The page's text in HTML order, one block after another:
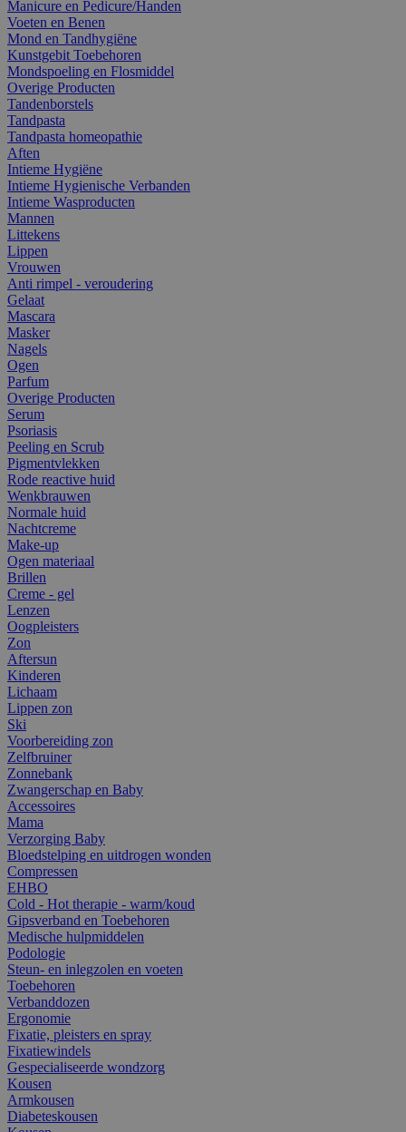
Manicure en Pedicure/Handen
Voeten en Benen
Mond en Tandhygiëne
Kunstgebit Toebehoren
Mondspoeling en Flosmiddel
Overige Producten
Tandenborstels
Tandpasta
Tandpasta homeopathie
Aften
Intieme Hygiëne
Intieme Hygienische Verbanden
Intieme Wasproducten
Mannen
Littekens
Lippen
Vrouwen
Anti rimpel - veroudering
Gelaat
Mascara
Masker
Nagels
Ogen
Parfum
Overige Producten
Serum
Psoriasis
Peeling en Scrub
Pigmentvlekken
Rode reactive huid
Wenkbrauwen
Normale huid
Nachtcreme
Make-up
Ogen materiaal
Brillen
Creme - gel
Lenzen
Oogpleisters
Zon
Aftersun
Kinderen
Lichaam
Lippen zon
Ski
Voorbereiding zon
Zelfbruiner
Zonnebank
Zwangerschap en Baby
Accessoires
Mama
Verzorging Baby
Bloedstelping en uitdrogen wonden
Compressen
EHBO
Cold - Hot therapie - warm/koud
Gipsverband en Toebehoren
Medische hulpmiddelen
Podologie
Steun- en inlegzolen en voeten
Toebehoren
Verbanddozen
Ergonomie
Fixatie, pleisters en spray
Fixatiewindels
Gespecialiseerde wondzorg
Kousen
Armkousen
Diabeteskousen